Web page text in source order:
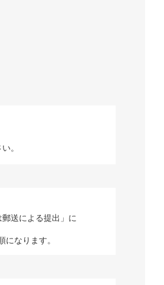
。
送による提出」に
なります。